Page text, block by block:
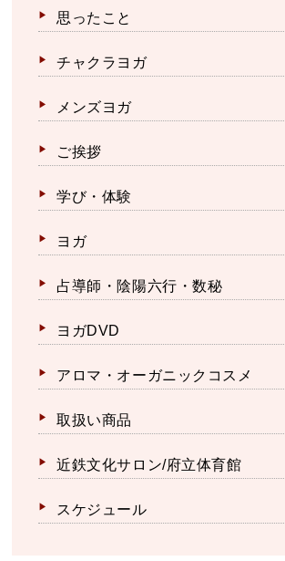
思ったこと
チャクラヨガ
メンズヨガ
ご挨拶
学び・体験
ヨガ
占導師・陰陽六行・数秘
ヨガDVD
アロマ・オーガニックコスメ
取扱い商品
近鉄文化サロン/府立体育館
スケジュール